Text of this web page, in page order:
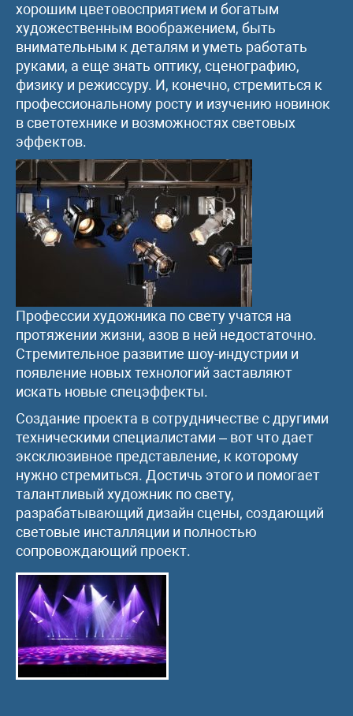
хорошим цветовосприятием и богатым
художественным воображением, быть
внимательным к деталям и уметь работать
руками, а еще знать оптику, сценографию,
физику и режиссуру. И, конечно, стремиться к
профессиональному росту и изучению новинок
в светотехнике и возможностях световых
эффектов.
Профессии художника по свету учатся на
протяжении жизни, азов в ней недостаточно.
Стремительное развитие шоу-индустрии и
появление новых технологий заставляют
искать новые спецэффекты.
Создание проекта в сотрудничестве с другими
техническими специалистами – вот что дает
эксклюзивное представление, к которому
нужно стремиться. Достичь этого и помогает
талантливый художник по свету,
разрабатывающий дизайн сцены, создающий
световые инсталляции и полностью
сопровождающий проект.